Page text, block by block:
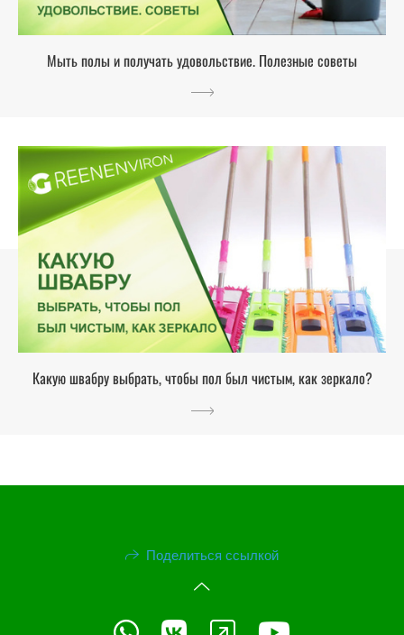
Мыть полы и получать удовольствие. Полезные советы
Какую швабру выбрать, чтобы пол был чистым, как зеркало?
Поделиться ссылкой